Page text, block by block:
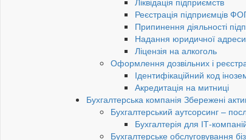
Реєстрація підприємців
Припинення діяльності
Надання юридичної
Ліцензія на алкоголь
Оформлення дозвільних і
Ідентифікаційний код
Акредитація на митниці
Бухгалтерська компанія Збережені
Бухгалтерський аутсорсинг –
Бухгалтерія для ІТ-
Бухгалтерське обслуговування